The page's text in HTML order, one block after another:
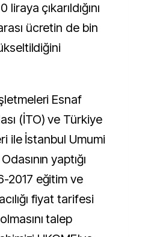
çıkarıldığını
ücretin de bin
Esnaf
(İTO) ve Türkiye
ile İstanbul Umumi
yaptığı
2017 eğitim ve
fiyat tarifesi
talep